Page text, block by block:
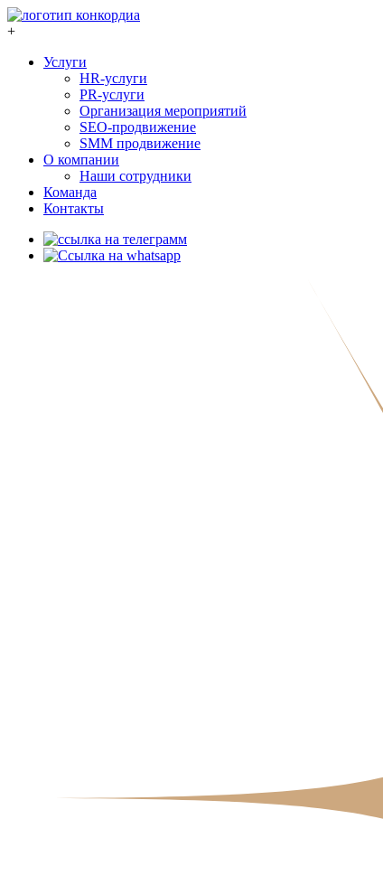
+
Услуги
HR-услуги
PR-услуги
Организация мероприятий
SEO-продвижение
SMM продвижение
О компании
Наши сотрудники
Команда
Контакты